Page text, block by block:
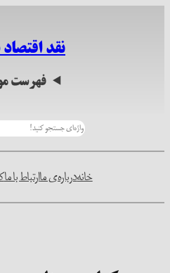
نقد
فهرست
خانهدرباره‌ی ماارتباط با ما